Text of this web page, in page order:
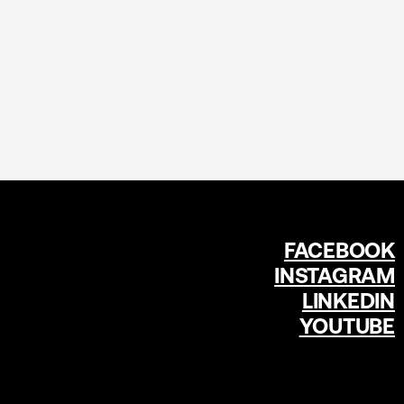
FACEBOOK
INSTAGRAM
LINKEDIN
YOUTUBE